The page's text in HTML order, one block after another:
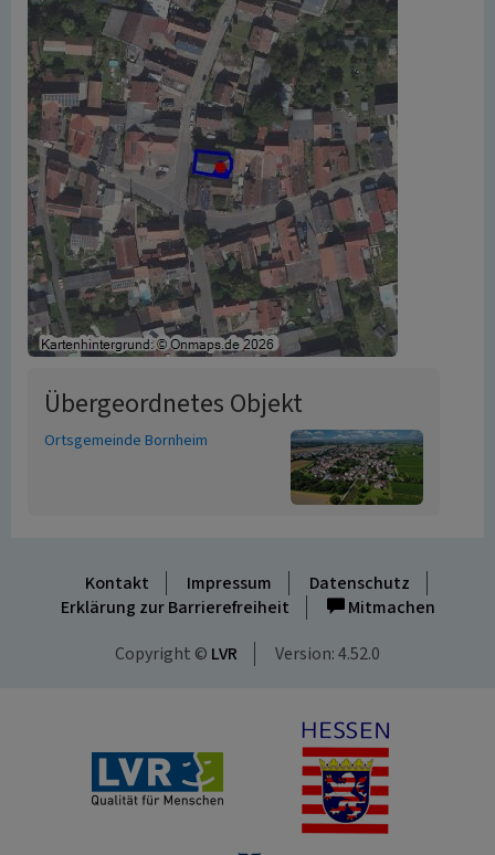
Übergeordnetes Objekt
Ortsgemeinde Bornheim
Kontakt Impressum
Datenschutz
Erklärung zur Barrierefreiheit
Mitmachen
Copyright © LVR Version: 4.52.0